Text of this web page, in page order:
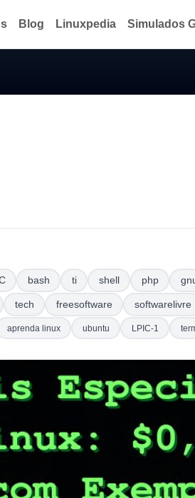
Blog Linuxpedia Simulados
bash ti shell php
tech freesoftware softwarelivre
aprenda linux ubuntu LPIC-1